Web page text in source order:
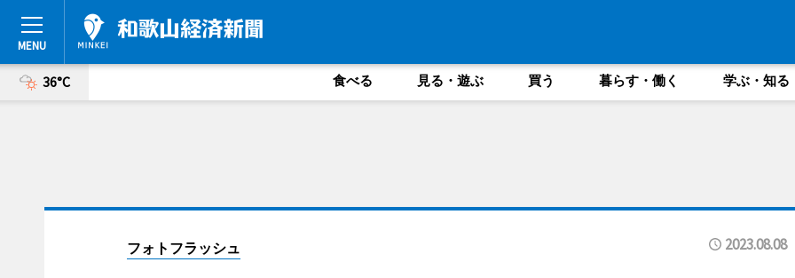
36°C 食べる 見る・遊ぶ 買う 暮らす・働く 学ぶ・知る
フォトフラッシュ 2023.08.08